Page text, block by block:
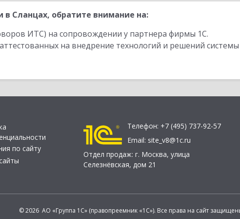
Сланцах, обратите внимание на:
ИТС) на сопровождении у партнера фирмы 1С.
на внедрение технологий и решений
по сайту
Телефон: +7 (495) 737-92-57
Email: site_v8@1c.ru
Отдел продаж: г. Москва, улица
Селезнёвская, дом 21
© 2026 АО «Группа 1С» (правопреемник «1С»). Все права на сайт